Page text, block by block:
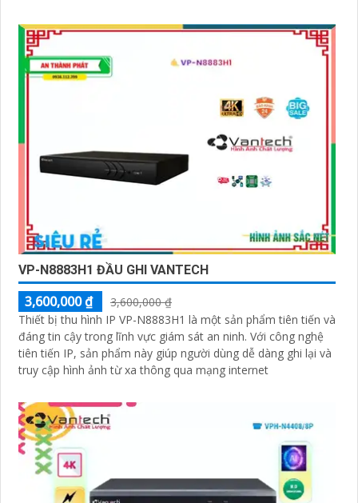
VP-N8883H1 ĐẦU GHI VANTECH
3,600,000 ₫
3,600,000 ₫
Thiết bị thu hình IP VP-N8883H1 là một sản phẩm tiên tiến và
đáng tin cậy trong lĩnh vực giám sát an ninh. Với công nghệ
tiên tiến IP, sản phẩm này giúp người dùng dễ dàng ghi lại và
truy cập hình ảnh từ xa thông qua mạng internet